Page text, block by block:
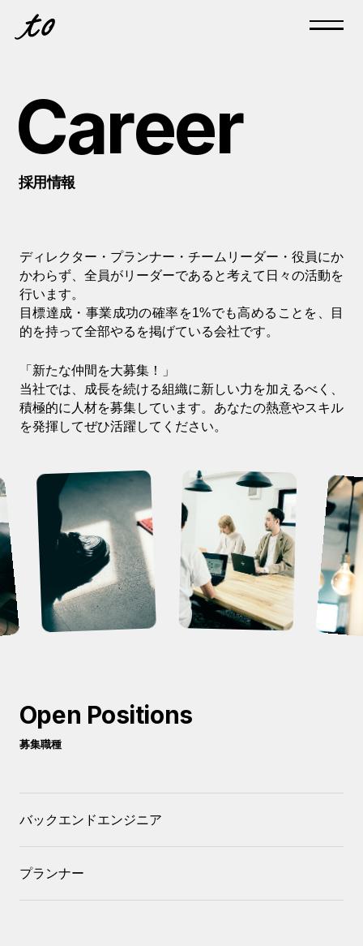
SERVICE
CASE
COMPANY
MEMBER
CONTACT
NEWS
JP EN
Career
採用情報
ディレクター・プランナー・チームリーダー・役員にか
かわらず、全員がリーダーであると考えて日々の活動を
行います。
目標達成・事業成功の確率を1%でも高めることを、目
的を持って全部やるを掲げている会社です。
「新たな仲間を大募集！」
当社では、成長を続ける組織に新しい力を加えるべく、
積極的に人材を募集しています。あなたの熱意やスキル
を発揮してぜひ活躍してください。
Open Positions
募集職種
バックエンドエンジニア
プランナー